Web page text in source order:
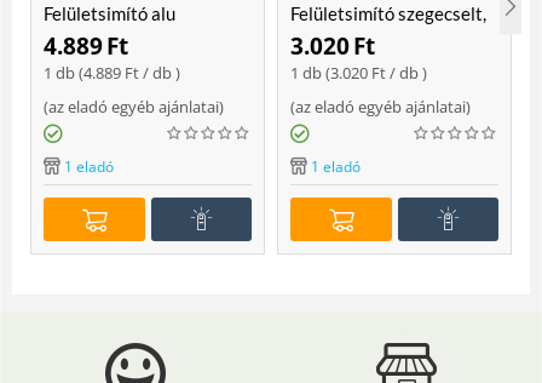
Felületsimító alu
erősített, rome 400 mm
Soft
4.889Ft
1 db (4.889 Ft/ db )
(az eladó egyéb ajánlatai)
1 eladó
Felületsimító szegecselt,
rome 400mm
3.020Ft
1 db (3.020 Ft/ db )
(az eladó egyéb ajánlatai)
1 eladó